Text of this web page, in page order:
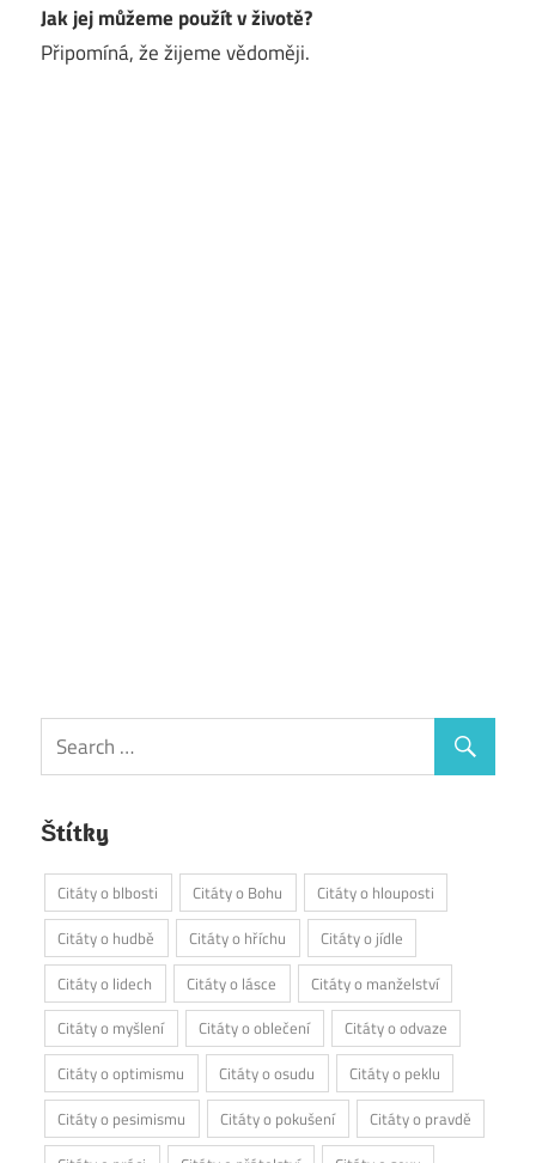
Jak jej můžeme použít v životě?
Připomíná, že žijeme vědoměji.
Štítky
Citáty o blbosti Citáty o Bohu
Citáty o hlouposti
Citáty o hudbě
Citáty o hříchu
Citáty o jídle
Citáty o lidech
Citáty o lásce
Citáty o manželství
Citáty o myšlení
Citáty o oblečení
Citáty o odvaze
Citáty o optimismu
Citáty o osudu
Citáty o peklu
Citáty o pesimismu
Citáty o pokušení
Citáty o pravdě